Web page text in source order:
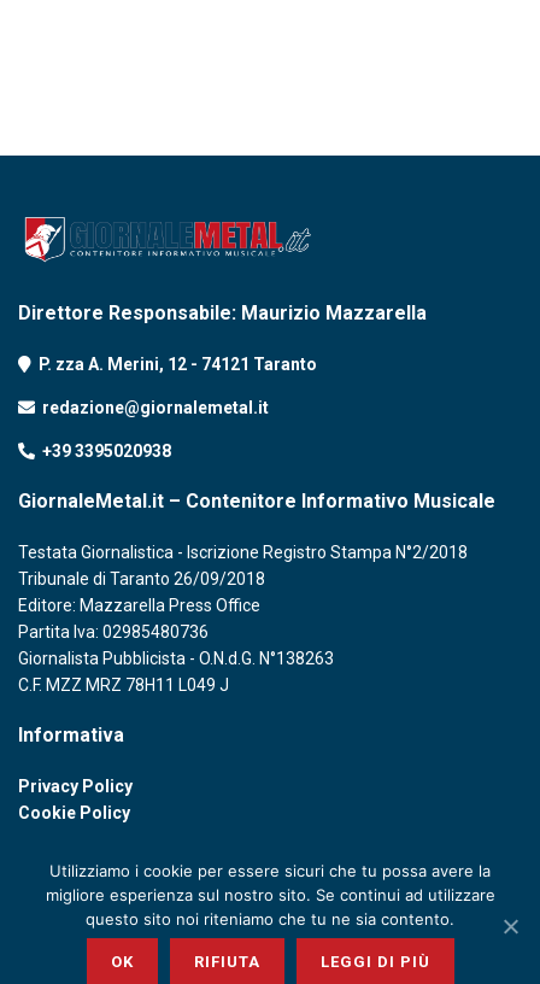
Direttore Responsabile: Maurizio Mazzarella
P. zza A. Merini, 12 - 74121 Taranto
redazione@giornalemetal.it
+39 3395020938
GiornaleMetal.it – Contenitore Informativo Musicale
Testata Giornalistica - Iscrizione Registro Stampa N°2/2018
Tribunale di Taranto 26/09/2018
Editore: Mazzarella Press Office
Partita Iva: 02985480736
Giornalista Pubblicista - O.N.d.G. N°138263
C.F. MZZ MRZ 78H11 L049 J
Informativa
Privacy Policy
Cookie Policy
© 2020 GIORNALE METAL - P. IVA 02985480736
Utilizziamo i cookie per essere sicuri che tu possa avere la
migliore esperienza sul nostro sito. Se continui ad utilizzare
questo sito noi riteniamo che tu ne sia contento.
OK RIFIUTA LEGGI DI PIÙ